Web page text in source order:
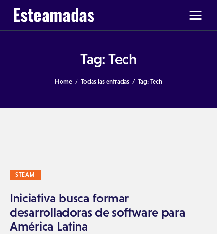
Tag: Tech
Home Todas las entradas Tag: Tech
STEAM
Iniciativa busca formar
desarrolladoras de software para
América Latina